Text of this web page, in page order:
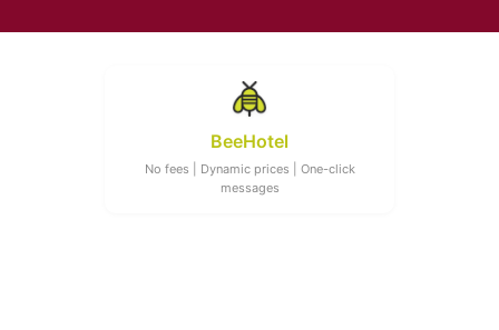
BeeHotel
No fees | Dynamic prices | One-click
messages